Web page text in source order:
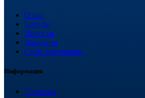
О нас
Бренды
Новости
Вакансии
Стать партнером
Информация
Гарантия